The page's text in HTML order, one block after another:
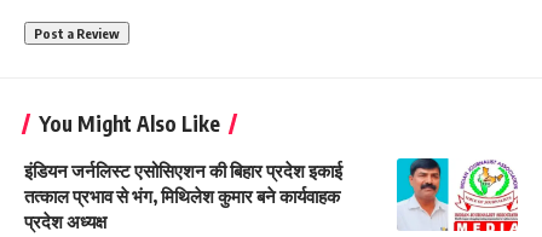
You Might Also Like
इंडियन जर्नलिस्ट एसोसिएशन की बिहार प्रदेश इकाई
तत्काल प्रभाव से भंग, मिथिलेश कुमार बने कार्यवाहक
प्रदेश अध्यक्ष